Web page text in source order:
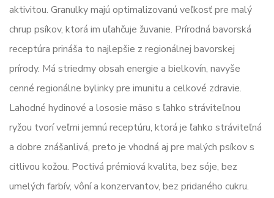
aktivitou. Granulky majú optimalizovanú veľkosť pre malý
chrup psíkov, ktorá im uľahčuje žuvanie. Prírodná bavorská
receptúra prináša to najlepšie z regionálnej bavorskej
prírody. Má striedmy obsah energie a bielkovín, navyše
cenné regionálne bylinky pre imunitu a celkové zdravie.
Lahodné hydinové a lososie mäso s ľahko stráviteľnou
ryžou tvorí veľmi jemnú receptúru, ktorá je ľahko stráviteľná
a dobre znášanlivá, preto je vhodná aj pre malých psíkov s
citlivou kožou. Poctivá prémiová kvalita, bez sóje, bez
umelých farbív, vôní a konzervantov, bez pridaného cukru.